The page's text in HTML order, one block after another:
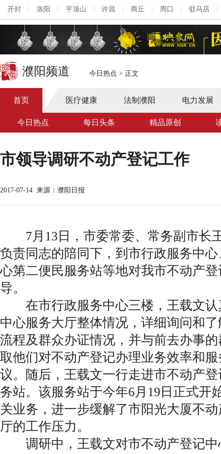
开封 洛阳 平顶山 许昌 商丘 周口 驻马店
濮阳频道 今日热点 > 正文
首页 医疗健康 法制濮阳 电力发展
今日热点 每日头条 精品原创
市领导调研不动产登记工作
2017-07-14 来源：濮阳日报
7月13日，市委常委、常务副市长
负责同志的陪同下，到市行政服务中
心第二便民服务站等地对我市不动产
导。
在市行政服务中心三楼，王载文认
中心服务大厅整体情况，详细询问和
流程及群众办证情况，并与前去办事
取他们对不动产登记办理业务效率和
议。随后，王载文一行走进市不动产
务站。该服务站于今年6月19日正式开
关业务，进一步缓解了市阳光大厦不
厅的工作压力。
调研中，王载文对市不动产登记中